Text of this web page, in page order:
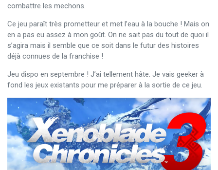
combattre les mechons.
Ce jeu paraît très prometteur et met l’eau à la bouche ! Mais on
en a pas eu assez à mon goût. On ne sait pas du tout de quoi il
s’agira mais il semble que ce soit dans le futur des histoires
déjà connues de la franchise !
Jeu dispo en septembre ! J’ai tellement hâte. Je vais geeker à
fond les jeux existants pour me préparer à la sortie de ce jeu.